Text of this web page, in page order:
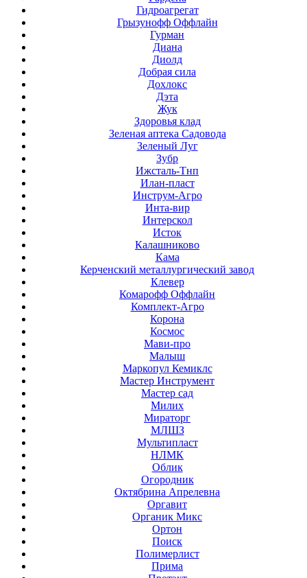
Гидроагрегат
Грызунофф Оффлайн
Гурман
Диана
Диолд
Добрая сила
Дохлокс
Дэта
Жук
Здоровья клад
Зеленая аптека Садовода
Зеленый Луг
Зубр
Ижсталь-Тнп
Илан-пласт
Инструм-Агро
Инта-вир
Интерскол
Исток
Калашниково
Кама
Керченский металлургический завод
Клевер
Комарофф Оффлайн
Комплект-Агро
Корона
Космос
Мави-про
Малыш
Маркопул Кемиклс
Мастер Инструмент
Мастер сад
Милих
Мираторг
МЛШЗ
Мультипласт
НЛМК
Облик
Огородник
Октябрина Апрелевна
Оргавит
Органик Микс
Ортон
Поиск
Полимерлист
Прима